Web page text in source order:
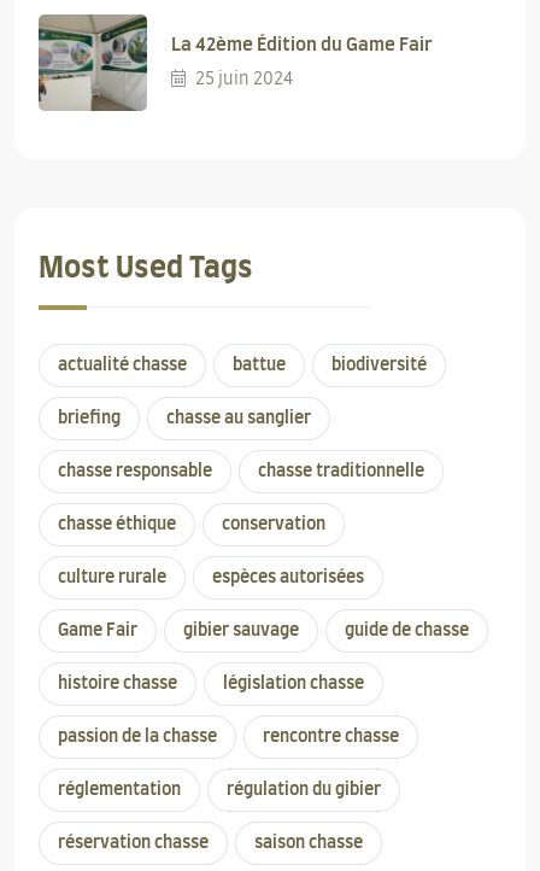
La 42ème Édition du Game Fair
25 juin 2024
Most Used Tags
actualité chasse battue biodiversité
briefing chasse au sanglier
chasse responsable chasse traditionnelle
chasse éthique conservation
culture rurale espèces autorisées
Game Fair gibier sauvage guide de chasse
histoire chasse législation chasse
passion de la chasse rencontre chasse
réglementation régulation du gibier
réservation chasse saison chasse